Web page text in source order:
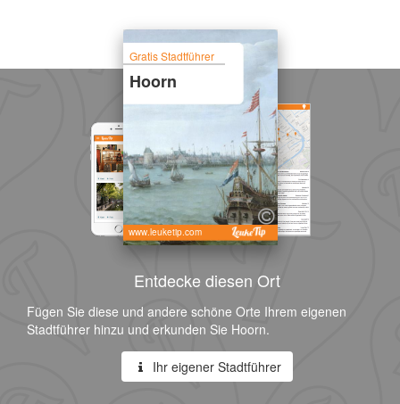
Gratis Stadtführer
Hoorn
www.leuketip.com
Entdecke diesen Ort
Fügen Sie diese und andere schöne Orte Ihrem eigenen
Stadtführer hinzu und erkunden Sie Hoorn.
Ihr eigener Stadtführer